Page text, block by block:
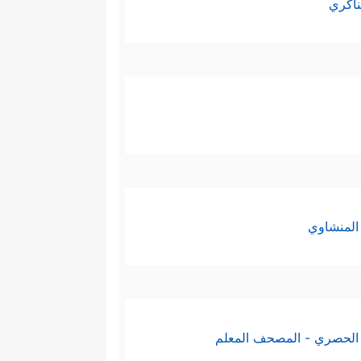
الحصري - المصحف المعلم